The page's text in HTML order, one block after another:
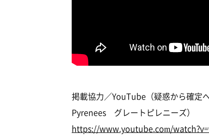
掲載協力／YouTube（疑惑から確
Pyrenees グレートピレニーズ）
https://www.youtube.com/